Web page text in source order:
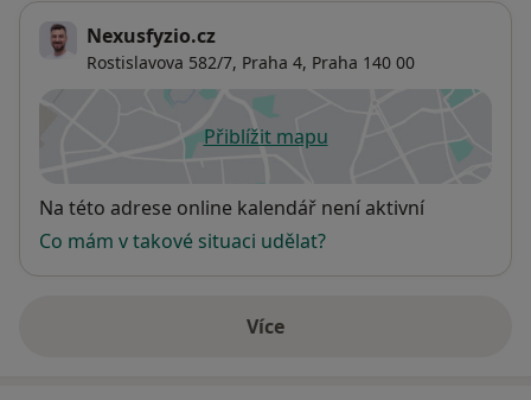
Nexusfyzio.cz
Rostislavova 582/7, Praha 4, Praha 140 00
Přiblížit mapuse otevře v nové záložce
Dostupnost
Na této adrese online kalendář není aktivní
Co mám v takové situaci udělat?
Víceo adrese